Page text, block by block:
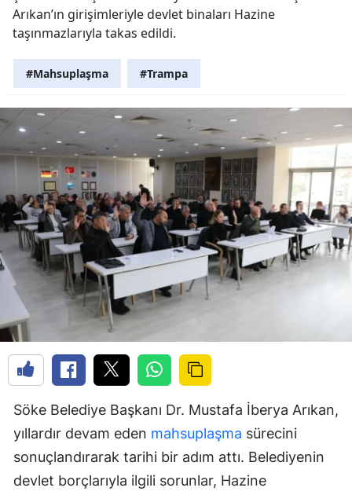
Arıkan’ın girişimleriyle devlet binaları Hazine
taşınmazlarıyla takas edildi.
#Mahsuplaşma #Trampa
Söke Belediye Başkanı Dr. Mustafa İberya Arıkan,
yıllardır devam eden mahsuplaşma sürecini
sonuçlandırarak tarihi bir adım attı. Belediyenin
devlet borçlarıyla ilgili sorunlar, Hazine